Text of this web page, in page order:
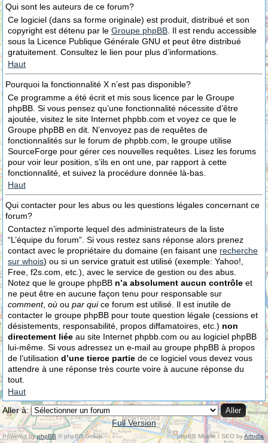
Qui sont les auteurs de ce forum?
Ce logiciel (dans sa forme originale) est produit, distribué et son
copyright est détenu par le Groupe phpBB . Il est rendu accessible
sous la Licence Publique Générale GNU et peut être distribué
gratuitement. Consultez le lien pour plus d’informations.
Haut
Pourquoi la fonctionnalité X n’est pas disponible?
Ce programme a été écrit et mis sous licence par le Groupe
phpBB. Si vous pensez qu’une fonctionnalité nécessite d’être
ajoutée, visitez le site Internet phpbb.com et voyez ce que le
Groupe phpBB en dit. N’envoyez pas de requêtes de
fonctionnalités sur le forum de phpbb.com, le groupe utilise
SourceForge pour gérer ces nouvelles requêtes. Lisez les forums
pour voir leur position, s’ils en ont une, par rapport à cette
fonctionnalité, et suivez la procédure donnée là-bas.
Haut
Qui contacter pour les abus ou les questions légales concernant ce
forum?
Contactez n’importe lequel des administrateurs de la liste
“L’équipe du forum”. Si vous restez sans réponse alors prenez
contact avec le propriétaire du domaine (en faisant une recherche
sur whois) ou si un service gratuit est utilisé (exemple: Yahoo!,
Free, f2s.com, etc.), avec le service de gestion ou des abus.
Notez que le groupe phpBB n’a absolument aucun contrôle et
ne peut être en aucune façon tenu pour responsable sur
comment, où ou par quice forum est utilisé. Il est inutile de
contacter le groupe phpBB pour toute question légale (cessions et
désistements, responsabilité, propos diffamatoires, etc.) non
directement liée au site Internet phpbb.com ou au logiciel phpBB
lui-même. Si vous adressez un e-mail au groupe phpBB à propos
de l’utilisation d’une tierce partie de ce logiciel vous devez vous
attendre à une réponse très courte voire à aucune réponse du
tout.
Haut
Aller à:
Full Version
Powered byphpBB © phpBB Group. phpBB Mobile / SEO byArtodia.